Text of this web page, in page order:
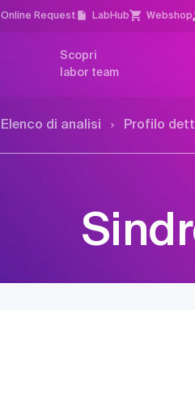
Online Request LabHub Webshop
Scopri
labor team
Elenco di analisi Profilo